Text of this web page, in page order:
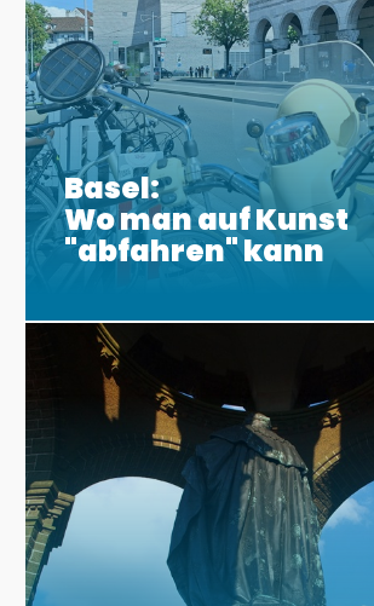
Basel:
Wo man auf Kunst
"abfahren" kann